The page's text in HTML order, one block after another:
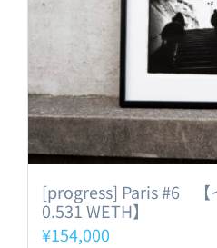
[progress] Paris #6 【
0.531 WETH】
¥154,000